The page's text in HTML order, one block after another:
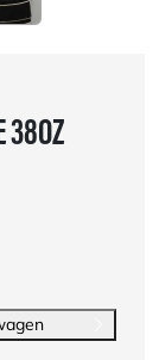
38OZ